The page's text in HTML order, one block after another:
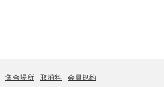
集合場所 取消料 会員規約